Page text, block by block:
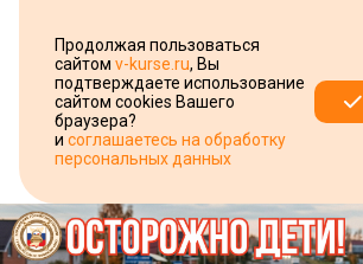
Продолжая пользоваться
сайтом v-kurse.ru, Вы
подтверждаете использование
сайтом cookies Вашего
браузера?
и соглашаетесь на обработку
персональных данных